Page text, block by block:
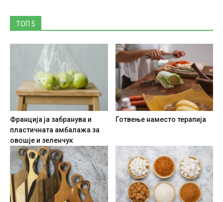
ТОП 5
Франција ја забранува и
пластичната амбалажа за
овошје и зеленчук
Готвење наместо терапија